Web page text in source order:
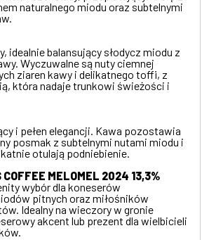
naturalnego miodu oraz subtelnymi
idealnie balansujący słodycz miodu z
Wyczuwalne są nuty ciemnej
ziaren kawy i delikatnego toffi, z
która nadaje trunkowi świeżości i
i pełen elegancji. Kawa pozostawia
posmak z subtelnymi nutami miodu i
otulają podniebienie.
COFFEE MELOMEL 2024 13,3%
wybór dla koneserów
pitnych oraz miłośników
Idealny na wieczory w gronie
akcent lub prezent dla wielbicieli